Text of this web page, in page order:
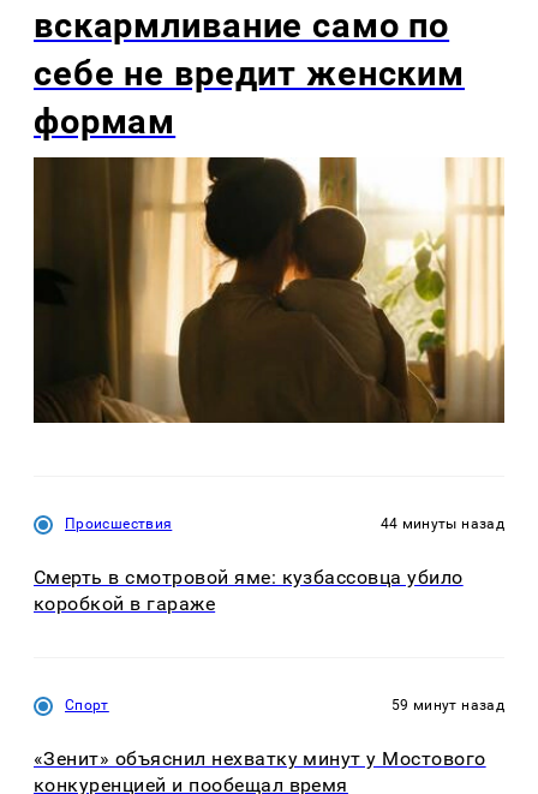
вскармливание само по
себе не вредит женским
формам
Происшествия 44 минуты назад
Смерть в смотровой яме: кузбассовца убило
коробкой в гараже
Спорт 59 минут назад
«Зенит» объяснил нехватку минут у Мостового
конкуренцией и пообещал время